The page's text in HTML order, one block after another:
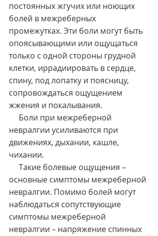
постоянных жгучих или ноющих
болей в межреберных
промежутках. Эти боли могут быть
опоясывающими или ощущаться
только с одной стороны грудной
клетки, иррадиировать в сердце,
спину, под лопатку и поясницу,
сопровождаться ощущением
жжения и покалывания.
невралгии усиливаются при
движениях, дыхании, кашле,
чихании.
основные симптомы межреберной
невралгии. Помимо болей могут
наблюдаться сопутствующие
симптомы межреберной
невралгии – напряжение спинных